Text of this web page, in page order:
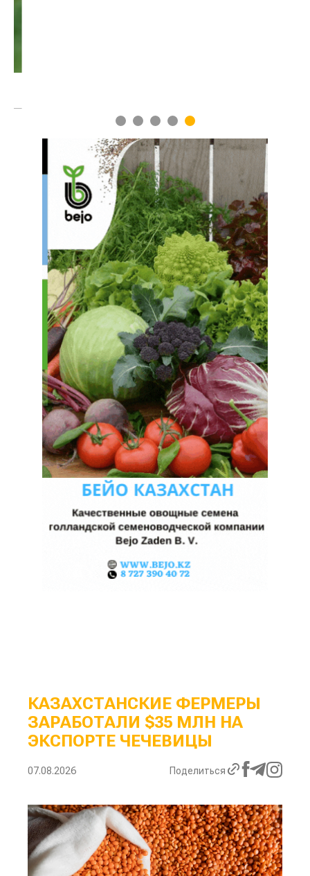
1 2 3 4 5
КАЗАХСТАНСКИЕ ФЕРМЕРЫ
ЗАРАБОТАЛИ $35 МЛН НА
ЭКСПОРТЕ ЧЕЧЕВИЦЫ
07.08.2026 Поделиться